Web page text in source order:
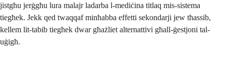
jistgħu jerġgħu lura malajr ladarba l-mediċina titlaq mis-sistema
tiegħek. Jekk qed twaqqaf minħabba effetti sekondarji jew tħassib,
kellem lit-tabib tiegħek dwar għażliet alternattivi għall-ġestjoni tal-
uġigħ.